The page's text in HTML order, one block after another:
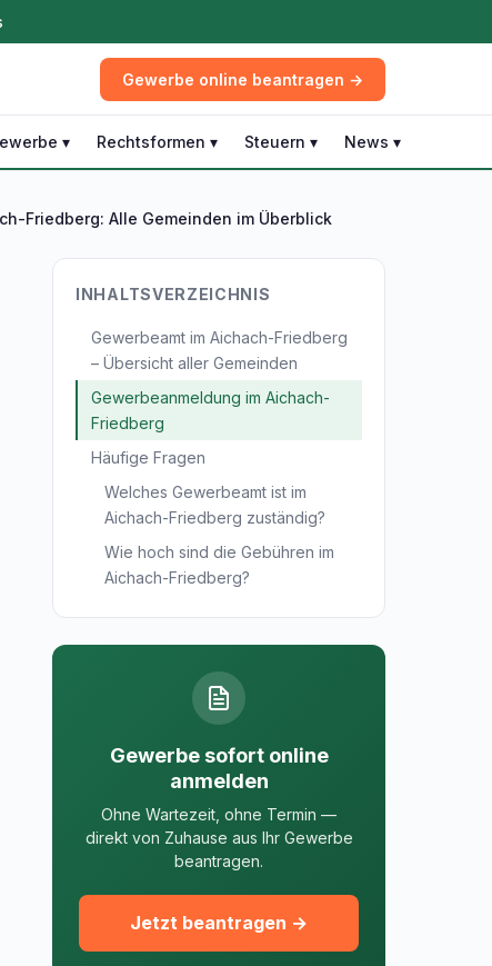
Gewerbe online beantragen →
▾ Rechtsformen ▾ Steuern ▾ News ▾
Friedberg: Alle Gemeinden im Überblick
INHALTSVERZEICHNIS
Gewerbeamt im Aichach-Friedberg
– Übersicht aller Gemeinden
Gewerbeanmeldung im Aichach-
Friedberg
Häufige Fragen
Welches Gewerbeamt ist im
Aichach-Friedberg zuständig?
Wie hoch sind die Gebühren im
Aichach-Friedberg?
Gewerbe sofort online
anmelden
Ohne Wartezeit, ohne Termin —
direkt von Zuhause aus Ihr Gewerbe
beantragen.
Jetzt beantragen →